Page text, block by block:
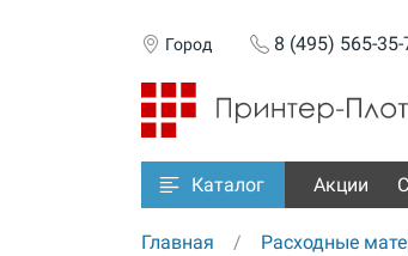
Город 8 (495) 565-35-
Каталог Акции
Главная Расходные